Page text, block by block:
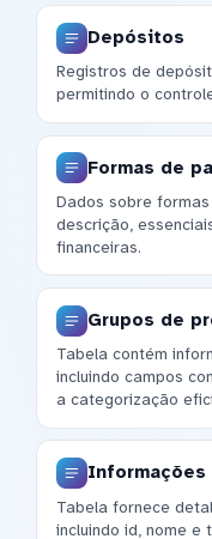
Depósitos
Registros de
permitindo o
Formas de
Dados sobre
descrição,
financeiras.
Grupos de
Tabela contém
incluindo campos
a categorização
Informações
Tabela fornece
incluindo id, nome e